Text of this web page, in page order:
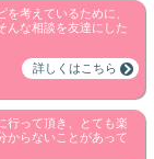
考えているために、
んな相談を友達にした
詳しくはこちら
行って頂き、とても楽
からないことがあって